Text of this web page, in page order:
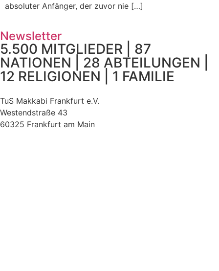
absoluter Anfänger, der zuvor nie […]
Newsletter
5.500 MITGLIEDER | 87
NATIONEN | 28 ABTEILUNGEN |
12 RELIGIONEN | 1 FAMILIE
TuS Makkabi Frankfurt e.V.
Westendstraße 43
60325 Frankfurt am Main